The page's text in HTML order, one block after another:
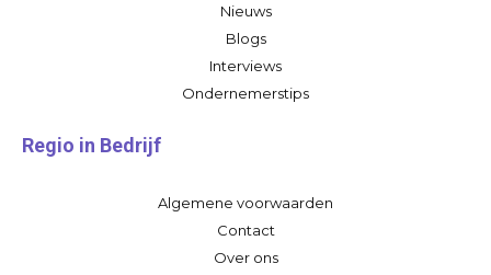
Nieuws
Blogs
Interviews
Ondernemerstips
Regio in Bedrijf
Algemene voorwaarden
Contact
Over ons